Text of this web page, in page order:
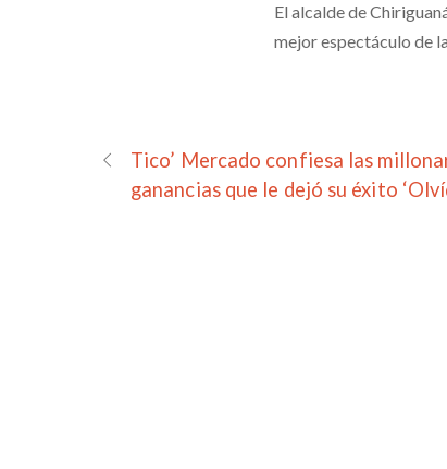
El alcalde de
mejor espectáculo de
Tico’ Mercado confiesa las
ganancias que le dejó su éxito